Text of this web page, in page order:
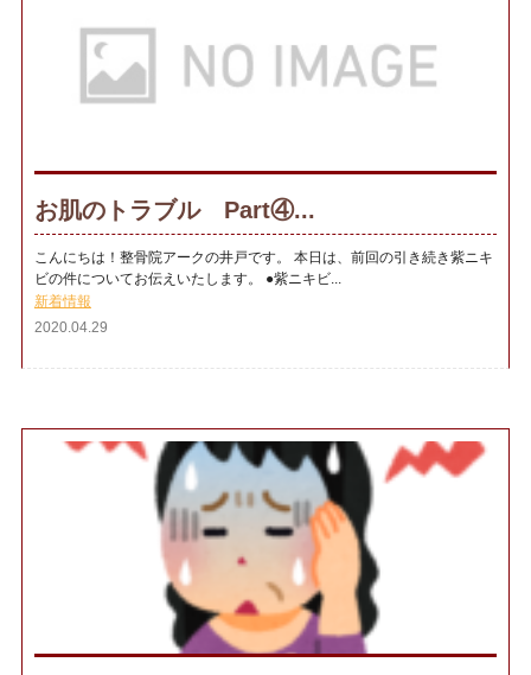
お肌のトラブル Part④...
こんにちは！整骨院アークの井戸です。 本日は、前回の引き続き紫ニキ
ビの件についてお伝えいたします。 ●紫ニキビ...
新着情報
2020.04.29